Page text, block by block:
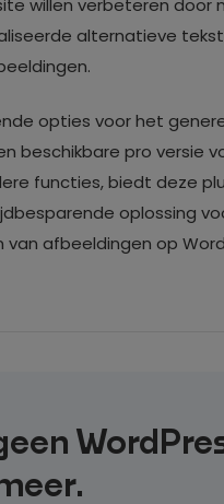
alternatieve
opties voor het
beschikbare pro versie
functies, biedt deze
oplossing
van afbeeldingen op